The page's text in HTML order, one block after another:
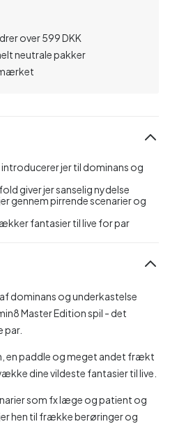
over 599 DKK
neutrale pakker
jer til dominans og
giver jer sanselig nydelse
gennem pirrende scenarier og
fantasier til live for par
dominans og underkastelse
Master Edition spil - det
par.
en paddle og meget andet frækt
dine vildeste fantasier til live.
som fx læge og patient og
hen til frække berøringer og